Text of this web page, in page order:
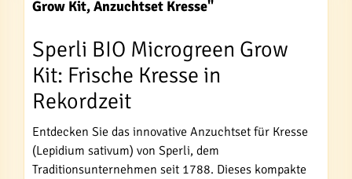
Grow Kit, Anzuchtset Kresse"
Sperli BIO Microgreen Grow
Kit: Frische Kresse in
Rekordzeit
Entdecken Sie das innovative Anzuchtset für Kresse
(Lepidium sativum) von Sperli, dem
Traditionsunternehmen seit 1788. Dieses kompakte